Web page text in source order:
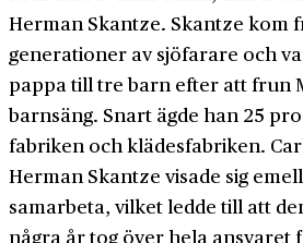
Herman Skantze. Skantze kom
generationer av sjöfarare och
pappa till tre barn efter att frun
barnsäng. Snart ägde han 25
fabriken och klädes­fabriken.
Herman Skantze visade sig
samarbeta, vilket ledde till att
några år tog över hela ansvaret